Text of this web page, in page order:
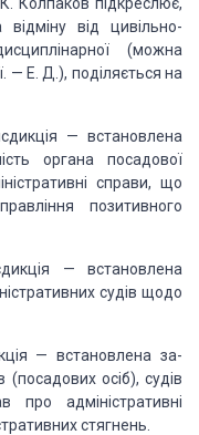
відміну від цивільно-
(можна
— Е. Д.), поділяється на
— встановлена
органа посадової
справи, що
позитивного
— встановлена
судів щодо
— встановлена за­
(посадовихосіб), судів
адміністративні
стягнень.